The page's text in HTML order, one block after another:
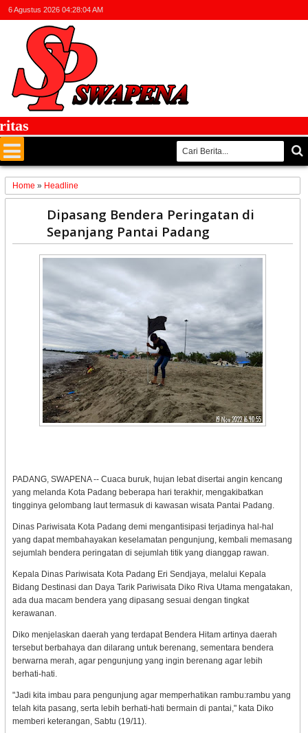
6 Agustus 2026 04:28:04 AM
Home » Headline
Dipasang Bendera Peringatan di
Sepanjang Pantai Padang
PADANG, SWAPENA -- Cuaca buruk, hujan lebat disertai angin kencang
yang melanda Kota Padang beberapa hari terakhir, mengakibatkan
tingginya gelombang laut termasuk di kawasan wisata Pantai Padang.
Dinas Pariwisata Kota Padang demi mengantisipasi terjadinya hal-hal
yang dapat membahayakan keselamatan pengunjung, kembali memasang
sejumlah bendera peringatan di sejumlah titik yang dianggap rawan.
Kepala Dinas Pariwisata Kota Padang Eri Sendjaya, melalui Kepala
Bidang Destinasi dan Daya Tarik Pariwisata Diko Riva Utama mengatakan,
ada dua macam bendera yang dipasang sesuai dengan tingkat
kerawanan.
Diko menjelaskan daerah yang terdapat Bendera Hitam artinya daerah
tersebut berbahaya dan dilarang untuk berenang, sementara bendera
berwarna merah, agar pengunjung yang ingin berenang agar lebih
berhati-hati.
"Jadi kita imbau para pengunjung agar memperhatikan rambu:rambu yang
telah kita pasang, serta lebih berhati-hati bermain di pantai," kata Diko
memberi keterangan, Sabtu (19/11).